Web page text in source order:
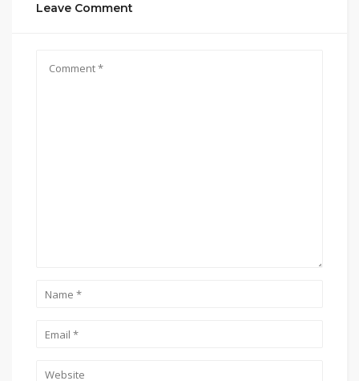
Leave Comment